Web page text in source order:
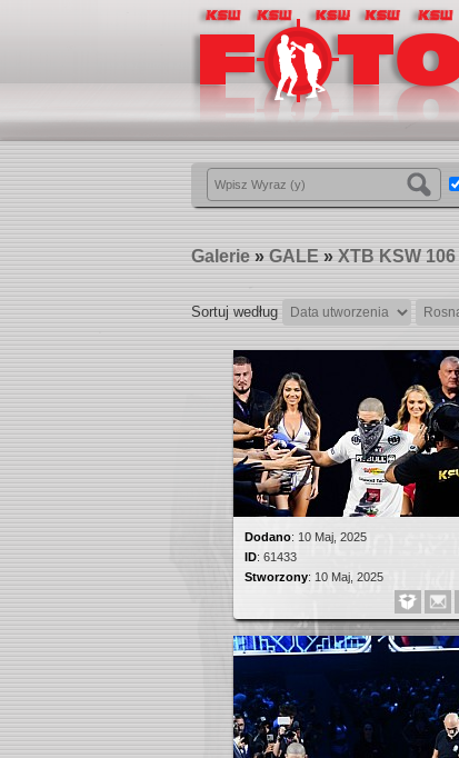
Galerie » GALE » XTB KSW 106
Sortuj według
Dodano: 10 Maj, 2025
ID: 61433
Stworzony: 10 Maj, 2025